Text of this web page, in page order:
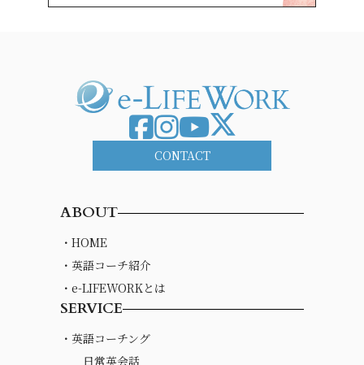
CONTACT
ABOUT
・HOME
・英語コーチ紹介
・e-LIFEWORKとは
SERVICE
・英語コーチング
日常英会話